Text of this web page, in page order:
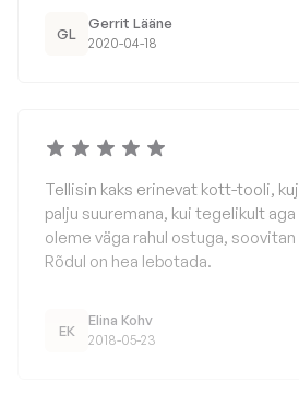
GL
Gerrit Lääne
2020-04-18
Tellisin kaks erinevat kott-tooli,
palju suuremana, kui tegelikult
oleme väga rahul ostuga,
Rõdul on hea lebotada.
EK
Elina Kohv
2018-05-23